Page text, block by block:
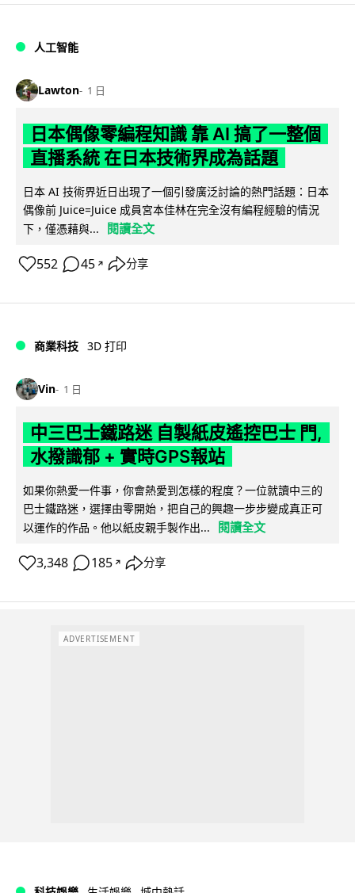
人工智能
Lawton 1 日
日本偶像零編程知識 靠 AI 搞了一整個
直播系統 在日本技術界成為話題
日本 AI 技術界近日出現了一個引發廣泛討論的熱門話題：日本
偶像前 Juice=Juice 成員宮本佳林在完全沒有編程經驗的情況
下，僅憑藉與...
閱讀全文
552 45 ↗ 分享
商業科技 3D 打印
Vin 1 日
中三巴士鐵路迷 自製紙皮遙控巴士 門,
水撥識郁 + 實時GPS報站
如果你熱愛一件事，你會熱愛到怎樣的程度？一位就讀中三的
巴士鐵路迷，選擇由零開始，把自己的興趣一步步變成真正可
以運作的作品。他以紙皮親手製作出...
閱讀全文
3,348 185 ↗ 分享
ADVERTISEMENT